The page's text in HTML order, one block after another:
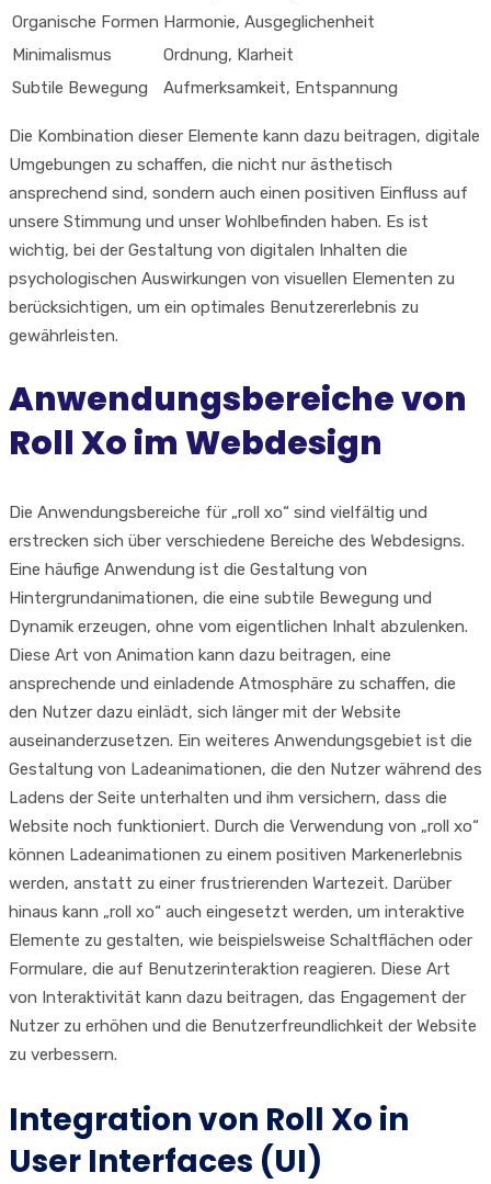
Organische Formen Harmonie, Ausgeglichenheit
Minimalismus
Ordnung, Klarheit
Subtile Bewegung
Aufmerksamkeit, Entspannung
Die Kombination dieser Elemente kann dazu beitragen, digitale
Umgebungen zu schaffen, die nicht nur ästhetisch
ansprechend sind, sondern auch einen positiven Einfluss auf
unsere Stimmung und unser Wohlbefinden haben. Es ist
wichtig, bei der Gestaltung von digitalen Inhalten die
psychologischen Auswirkungen von visuellen Elementen zu
berücksichtigen, um ein optimales Benutzererlebnis zu
gewährleisten.
Anwendungsbereiche von
Roll Xo im Webdesign
Die Anwendungsbereiche für „roll xo“ sind vielfältig und
erstrecken sich über verschiedene Bereiche des Webdesigns.
Eine häufige Anwendung ist die Gestaltung von
Hintergrundanimationen, die eine subtile Bewegung und
Dynamik erzeugen, ohne vom eigentlichen Inhalt abzulenken.
Diese Art von Animation kann dazu beitragen, eine
ansprechende und einladende Atmosphäre zu schaffen, die
den Nutzer dazu einlädt, sich länger mit der Website
auseinanderzusetzen. Ein weiteres Anwendungsgebiet ist die
Gestaltung von Ladeanimationen, die den Nutzer während des
Ladens der Seite unterhalten und ihm versichern, dass die
Website noch funktioniert. Durch die Verwendung von „roll xo“
können Ladeanimationen zu einem positiven Markenerlebnis
werden, anstatt zu einer frustrierenden Wartezeit. Darüber
hinaus kann „roll xo“ auch eingesetzt werden, um interaktive
Elemente zu gestalten, wie beispielsweise Schaltflächen oder
Formulare, die auf Benutzerinteraktion reagieren. Diese Art
von Interaktivität kann dazu beitragen, das Engagement der
Nutzer zu erhöhen und die Benutzerfreundlichkeit der Website
zu verbessern.
Integration von Roll Xo in
User Interfaces (UI)